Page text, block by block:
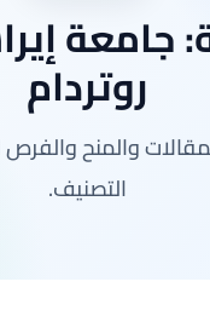
جامعة
روتردام
والمنح
التصنيف.